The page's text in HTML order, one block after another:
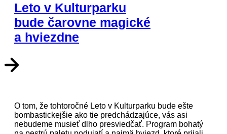
Leto v Kulturparku
bude čarovne magické
a hviezdne
O tom, že tohtoročné Leto v Kulturparku bude ešte
bombastickejšie ako tie predchádzajúce, vás asi
nebudeme musieť dlho presviedčať. Program bohatý